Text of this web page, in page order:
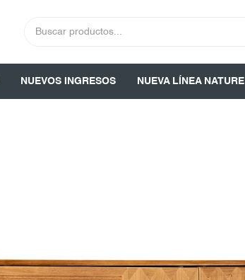
NUEVOS INGRESOS NUEVA LÍNEA NATURE